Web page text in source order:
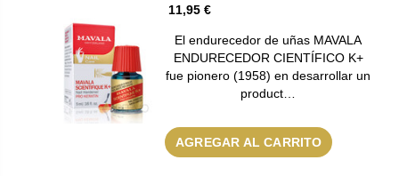
11,95 €
El endurecedor de uñas MAVALA
ENDURECEDOR CIENTÍFICO K+
fue pionero (1958) en desarrollar un
product…
AGREGAR AL CARRITO